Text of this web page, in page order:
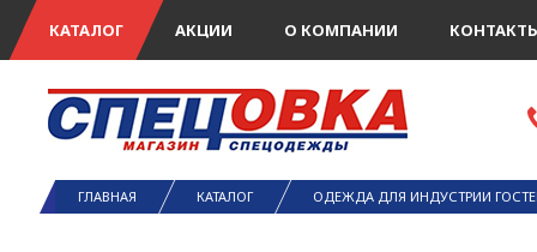
КАТАЛОГ АКЦИИ О КОМПАНИИ
ГЛАВНАЯ КАТАЛОГ ОДЕЖДА ДЛЯ ИНДУСТРИИ